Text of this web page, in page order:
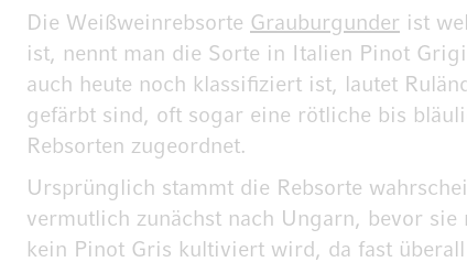
Die Weißweinrebsorte Grauburgunder ist
ist, nennt man die Sorte in Italien Pinot
auch heute noch klassifiziert ist, lautet
gefärbt sind, oft sogar eine rötliche bis
Rebsorten zugeordnet.
Ursprünglich stammt die Rebsorte
vermutlich zunächst nach Ungarn, bevor
kein Pinot Gris kultiviert wird, da fast